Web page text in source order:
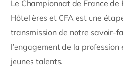
Le Championnat de France de
Hôtelières et CFA est une
transmission de notre savoir-
l’engagement de la
jeunes talents.